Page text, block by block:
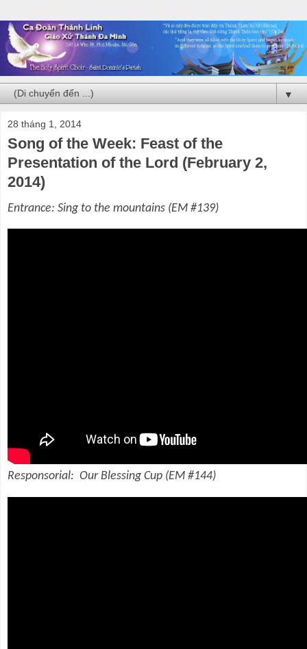
▼
28 tháng 1, 2014
Song of the Week: Feast of the
Presentation of the Lord (February 2,
2014)
Entrance: Sing to the mountains (EM #139)
Responsorial: Our Blessing Cup (EM #144)